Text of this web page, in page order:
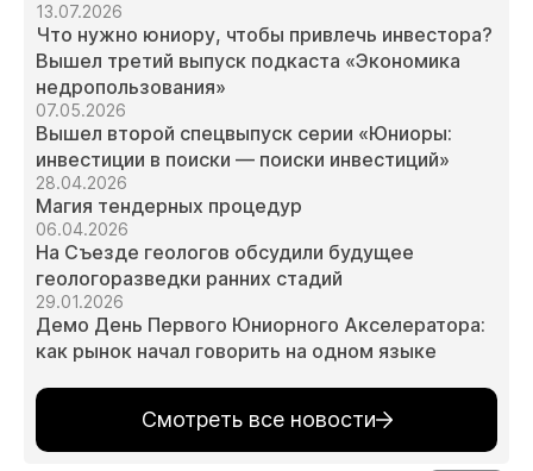
13.07.2026
Что нужно юниору, чтобы привлечь инвестора?
Вышел третий выпуск подкаста «Экономика
недропользования»
07.05.2026
Вышел второй спецвыпуск серии «Юниоры:
инвестиции в поиски — поиски инвестиций»
28.04.2026
Магия тендерных процедур
06.04.2026
На Съезде геологов обсудили будущее
геологоразведки ранних стадий
29.01.2026
Демо День Первого Юниорного Акселератора:
как рынок начал говорить на одном языке
Смотреть все новости